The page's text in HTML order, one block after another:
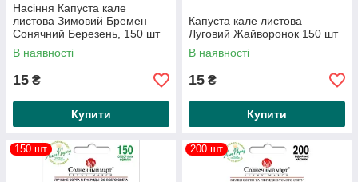
Насіння Капуста кале
листова Зимовий Бремен
Сонячний Березень, 150 шт
В наявності
15 ₴
Купити
Капуста кале листова
Луговий Жайворонок 150 шт
В наявності
15 ₴
Купити
150 шт 200 шт